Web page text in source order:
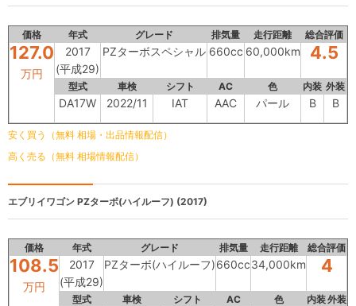
価格 年式 グレード 排気量 走行距離 総合評価
127.0
万円
2017
(平成29)
PZターボスペシャル 660cc 60,000km 4.5
型式 車検 シフト AC 色 内装 外装
DA17W 2022/11 IAT AAC パール B B
安く買う（無料 相場・出品情報配信）
高く売る（無料 相場情報配信）
エブリイワゴン PZターボ(ハイルーフ) (2017)
価格 年式 グレード 排気量 走行距離 総合評価
108.5
万円
2017
(平成29)
PZターボ(ハイルーフ)660cc34,000km 4
型式 車検 シフト AC 色 内装外装